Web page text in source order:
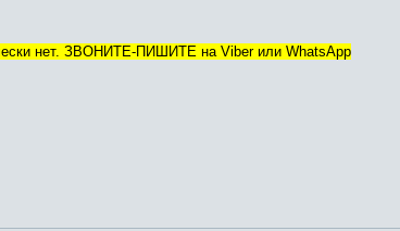
нет. ЗВОНИТЕ-ПИШИТЕ на Viber или WhatsApp